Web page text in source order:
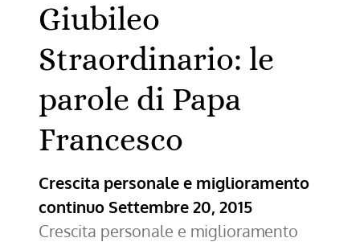
Giubileo
Straordinario: le
parole di Papa
Francesco
Crescita personale e miglioramento
continuo Settembre 20, 2015
Crescita personale e miglioramento